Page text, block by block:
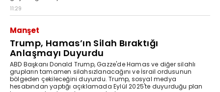
11:29
Manşet
Trump, Hamas’ın Silah Bıraktığı
Anlaşmayı Duyurdu
ABD Başkanı Donald Trump, Gazze'de Hamas ve diğer silahlı
grupların tamamen silahsızlanacağını ve İsrail ordusunun
bölgeden çekileceğini duyurdu. Trump, sosyal medya
hesabından yaptığı açıklamada Eylül 2025'te duyurduğu plan